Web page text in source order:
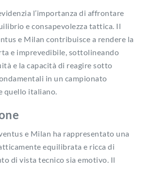
l’importanza di affrontare
e consapevolezza tattica. Il
e Milan contribuisce a rendere la
e imprevedibile, sottolineando
e la capacità di reagire sotto
in un campionato
quello italiano.
e Milan ha rappresentato una
equilibrata e ricca di
di vista tecnico sia emotivo. Il